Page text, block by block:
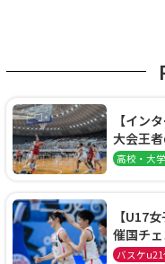
【イン
大会王
阜女子
高校・大
【U17
催国チ
通過！
バスケu21